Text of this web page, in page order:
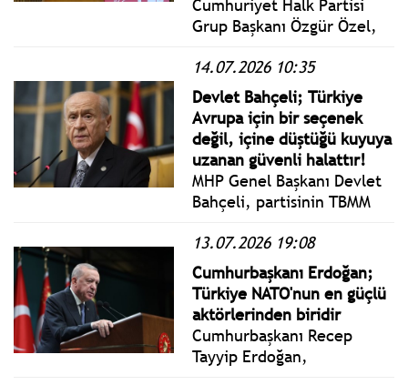
Cumhuriyet Halk Partisi
Grup Başkanı Özgür Özel,
Toplantısı'nda yaptığı
konuşmada, Türkiye'de
adaletin ortadan kalktığını
söyledi.
14.07.2026 10:35
Devlet Bahçeli; Türkiye
Avrupa için bir seçenek
değil, içine düştüğü kuyuya
uzanan güvenli halattır!
MHP Genel Başkanı Devlet
Bahçeli, partisinin TBMM
Ankara Zirvesi'ni alelade bir
diplomasi faaliyeti gibi
okumanın eksik, sığ ve
sakat bir değerlendirme
olacağını belirtti.
13.07.2026 19:08
Cumhurbaşkanı Erdoğan;
Türkiye NATO'nun en güçlü
aktörlerinden biridir
Cumhurbaşkanı Recep
Tayyip Erdoğan,